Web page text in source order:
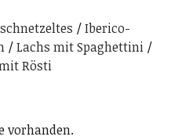
Iberico-
Lachs mit Spaghettini
Rösti
vorhanden.